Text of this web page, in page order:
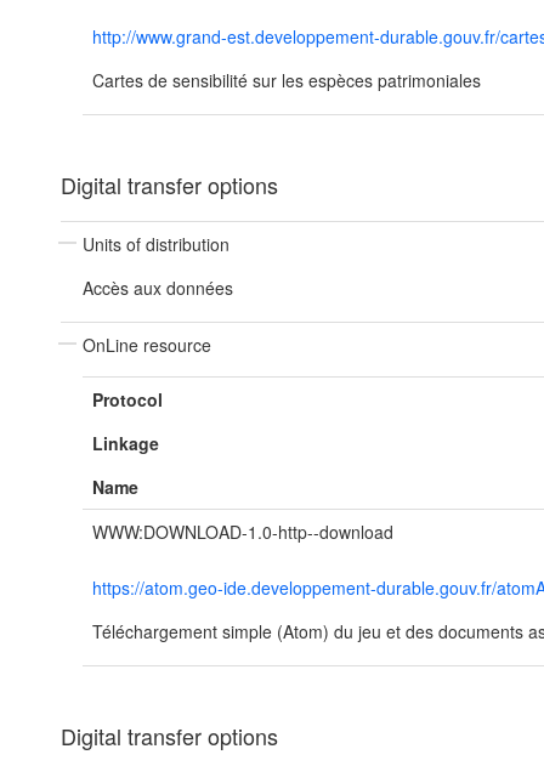
http://www.grand-est.developpement-durable.gouv.fr/
Cartes de sensibilité sur les espèces patrimoniales
Digital transfer options
Units of distribution
Accès aux données
OnLine resource
Protocol
Linkage
Name
WWW:DOWNLOAD-1.0-http--download
https://atom.geo-ide.developpement-durable.gouv.fr/
Téléchargement simple (Atom) du jeu et des documents
Digital transfer options